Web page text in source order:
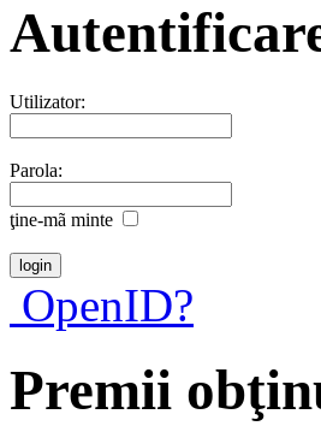
Utilizator:
Parola:
ţine-mã minte
OpenID?
Premii